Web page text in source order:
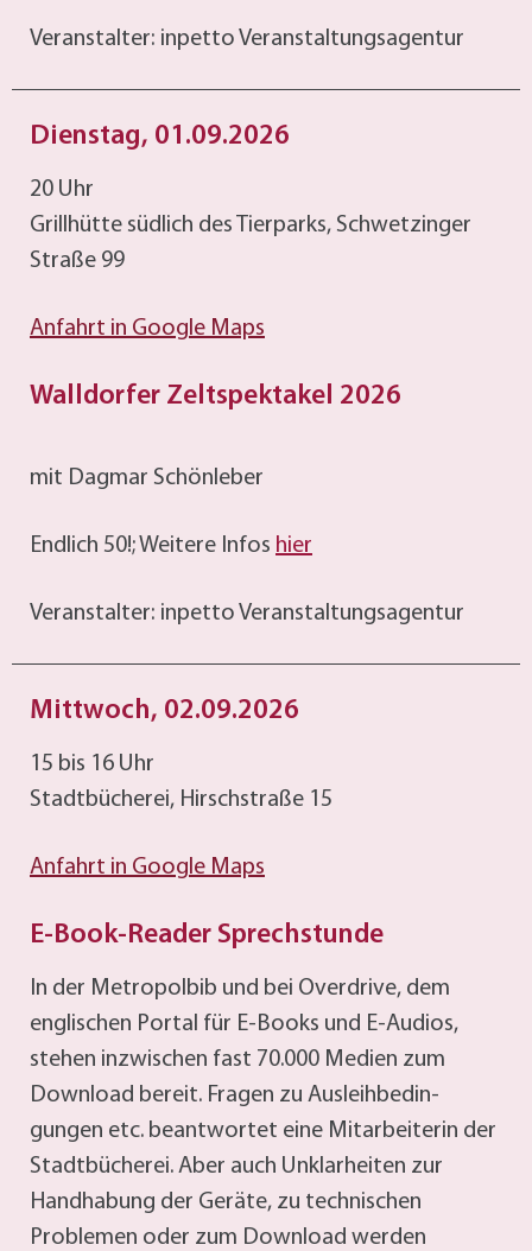
Veranstalter: inpetto Veranstaltungsagentur
Dienstag, 01.09.2026
20 Uhr
Grillhütte südlich des Tierparks, Schwetzinger
Straße 99
Anfahrt in Google Maps
Walldorfer Zeltspektakel 2026
mit Dagmar Schönleber
Endlich 50!; Weitere Infos hier
Veranstalter: inpetto Veranstaltungsagentur
Mittwoch, 02.09.2026
15 bis 16 Uhr
Stadtbücherei, Hirschstraße 15
Anfahrt in Google Maps
E-Book-Reader Sprechstunde
In der Metropolbib und bei Overdrive, dem
englischen Portal für E-Books und E-Audios,
stehen inzwischen fast 70.000 Medien zum
Download bereit. Fragen zu Ausleihbedin-
gungen etc. beantwortet eine Mitarbeiterin der
Stadtbücherei. Aber auch Unklarheiten zur
Handhabung der Geräte, zu technischen
Problemen oder zum Download werden